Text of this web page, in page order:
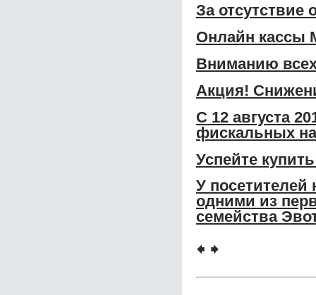
За отсутствие
Онлайн кассы
Вниманию
Акция!
С 12 августа
фискальных
Успейте
У посетителей
одними из
семейства
🠸 🠺